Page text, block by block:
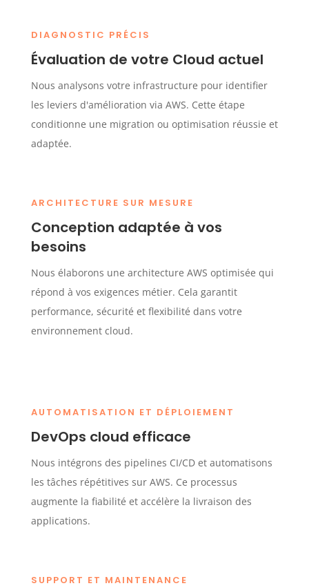
DIAGNOSTIC PRÉCIS
Évaluation de votre Cloud actuel
Nous analysons votre infrastructure pour identifier
les leviers d'amélioration via AWS. Cette étape
conditionne une migration ou optimisation réussie et
adaptée.
ARCHITECTURE SUR MESURE
Conception adaptée à vos
besoins
Nous élaborons une architecture AWS optimisée qui
répond à vos exigences métier. Cela garantit
performance, sécurité et flexibilité dans votre
environnement cloud.
AUTOMATISATION ET DÉPLOIEMENT
DevOps cloud efficace
Nous intégrons des pipelines CI/CD et automatisons
les tâches répétitives sur AWS. Ce processus
augmente la fiabilité et accélère la livraison des
applications.
SUPPORT ET MAINTENANCE